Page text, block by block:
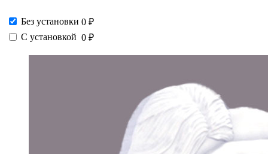
Без установки 0 ₽
С установкой 0 ₽